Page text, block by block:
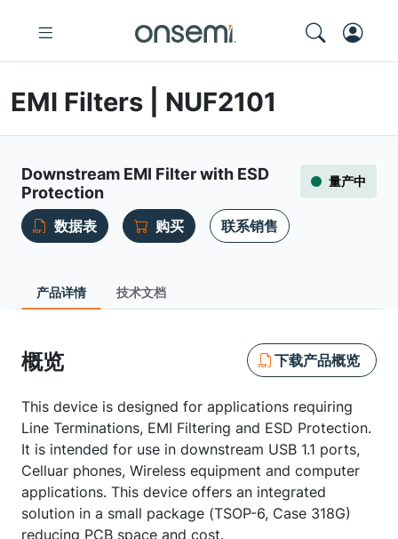
EMI Filters | NUF2101
Downstream EMI Filter with ESD
Protection
量产中
数据表 购买 联系销售
产品详情 技术文档
概览 下载产品概览
This device is designed for applications requiring
Line Terminations, EMI Filtering and ESD Protection.
It is intended for use in downstream USB 1.1 ports,
Celluar phones, Wireless equipment and computer
applications. This device offers an integrated
solution in a small package (TSOP-6, Case 318G)
reducing PCB space and cost.